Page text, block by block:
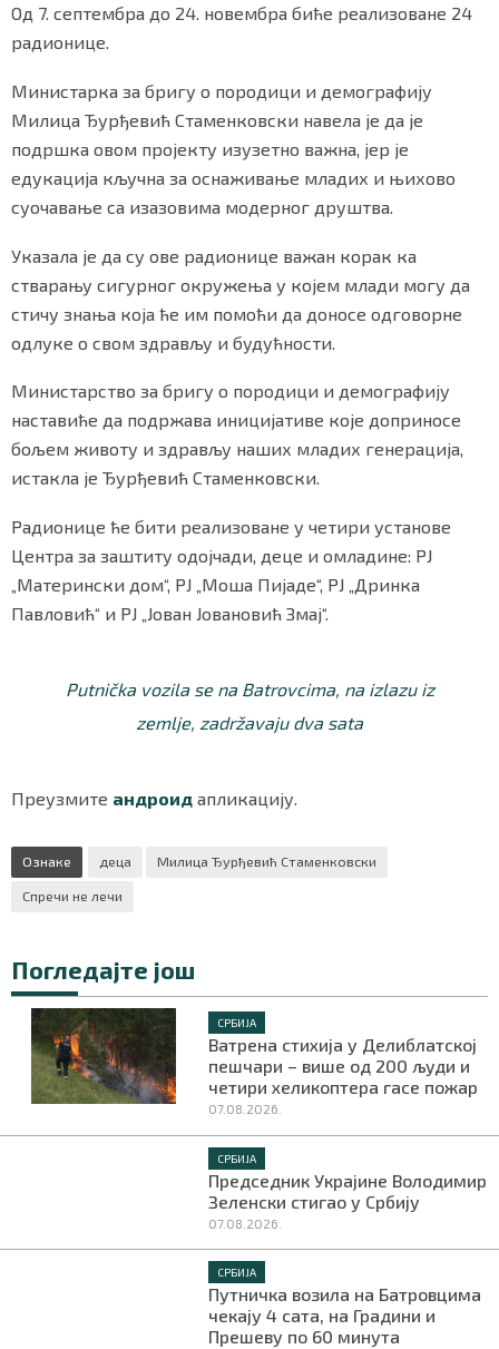
Од 7. септембра до 24. новембра биће реализоване 24
радионице.
Министарка за бригу о породици и демографију
Милица Ђурђевић Стаменковски навела је да је
подршка овом пројекту изузетно важна, јер је
едукација кључна за оснаживање младих и њихово
суочавање са изазовима модерног друштва.
Указала је да су ове радионице важан корак ка
стварању сигурног окружења у којем млади могу да
стичу знања која ће им помоћи да доносе одговорне
одлуке о свом здрављу и будућности.
Министарство за бригу о породици и демографију
наставиће да подржава иницијативе које доприносе
бољем животу и здрављу наших младих генерација,
истакла је Ђурђевић Стаменковски.
Радионице ће бити реализоване у четири установе
Центра за заштиту одојчади, деце и омладине: РЈ
„Матерински дом“, РЈ „Моша Пијаде“, РЈ „Дринка
Павловић“ и РЈ „Јован Јовановић Змај“.
Putnička vozila se na Batrovcima, na izlazu iz
zemlje, zadržavaju dva sata
Преузмите андроид апликацију.
Ознаке деца
Милица Ђурђевић Стаменковски
Спречи не лечи
Погледајте још
СРБИЈА
Ватрена стихија у Делиблатској
пешчари – више од 200 људи и
четири хеликоптера гасе пожар
07.08.2026.
СРБИЈА
Председник Украјине Володимир
Зеленски стигао у Србију
07.08.2026.
СРБИЈА
Путничка возила на Батровцима
чекају 4 сата, на Градини и
Прешеву по 60 минута
ПРАТИТЕ НАС
Маркетинг|Услови коришћења|Политика
ПРЕУЗМИТЕ НАШУ АПЛИКАЦИЈУ